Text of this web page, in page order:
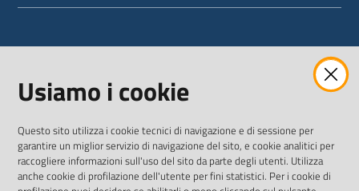
SEGUICI SU
TwitterFacebookYoutube
Usiamo i cookie
Questo sito utilizza i cookie tecnici di navigazione e di sessione per
garantire un miglior servizio di navigazione del sito, e cookie analitici per
raccogliere informazioni sull'uso del sito da parte degli utenti. Utilizza
anche cookie di profilazione dell'utente per fini statistici. Per i cookie di